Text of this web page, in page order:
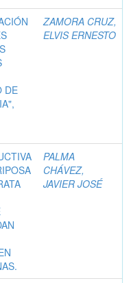
DE
ZAMORA CRUZ,
ELVIS ERNESTO
PALMA
CHÁVEZ,
JAVIER JOSÉ